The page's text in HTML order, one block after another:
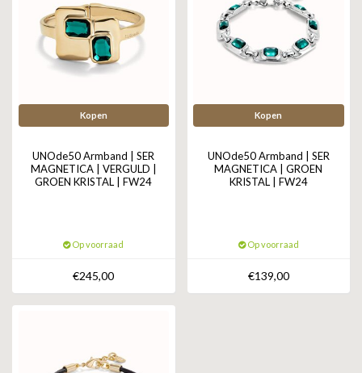
Kopen
UNOde50 Armband | SER
MAGNETICA | VERGULD |
GROEN KRISTAL | FW24
Op voorraad
€245,00
Kopen
UNOde50 Armband | SER
MAGNETICA | GROEN
KRISTAL | FW24
Op voorraad
€139,00